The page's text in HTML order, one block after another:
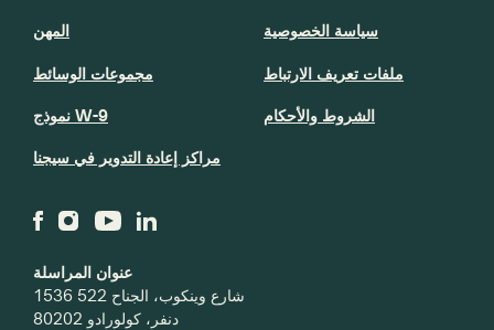
عنوان المراسلة
1536 شارع وينكوب، الجناح 522
دنفر، كولورادو 80202
المهن
مجموعات الوسائط
نموذج W-9
مراكز إعادة التدوير في سيجنا
سياسة الخصوصية
ملفات تعريف الارتباط
الشروط والأحكام